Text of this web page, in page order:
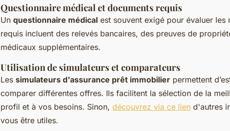
Questionnaire médical et documents requis
Un questionnaire médical est souvent exigé pour évaluer les
requis incluent des relevés bancaires, des preuves de
médicaux supplémentaires.
Utilisation de simulateurs et comparateurs
Les simulateurs d'assurance prêt immobilier permettent
comparer différentes offres. Ils facilitent la sélection de la
profil et à vos besoins. Sinon, découvrez via ce lien d'autres
vous être utiles.